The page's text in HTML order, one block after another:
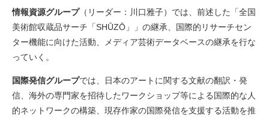
情報資源グループ（リーダー：川口雅子）では、前述した「全国
美術館収蔵品サーチ「SHŪZŌ」」の継承、国際的リサーチセン
ター機能に向けた活動、メディア芸術データベースの継承を行な
っていく。
国際発信グループでは、日本のアートに関する文献の翻訳・発
信、海外の専門家を招待したワークショップ等による国際的な人
的ネットワークの構築、現存作家の国際発信を支援する活動を推